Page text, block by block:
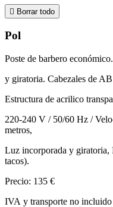
 Borrar todo
Pol
Poste de barbero
y giratoria. Cabezales de
Estructura de acrilico
220-240 V / 50/60 Hz /
metros,
Luz incorporada y
tacos).
Precio: 135 €
IVA y transporte no incluido